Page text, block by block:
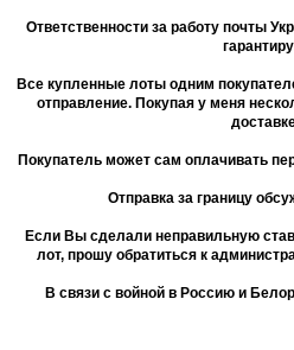
Ответственности за работу почты
Все купленные лоты одним
отправление. Покупая у меня
Покупатель может сам оплачивать
Отправка за границу
Если Вы сделали неправильную
лот, прошу обратиться к
В связи с войной в Россию и